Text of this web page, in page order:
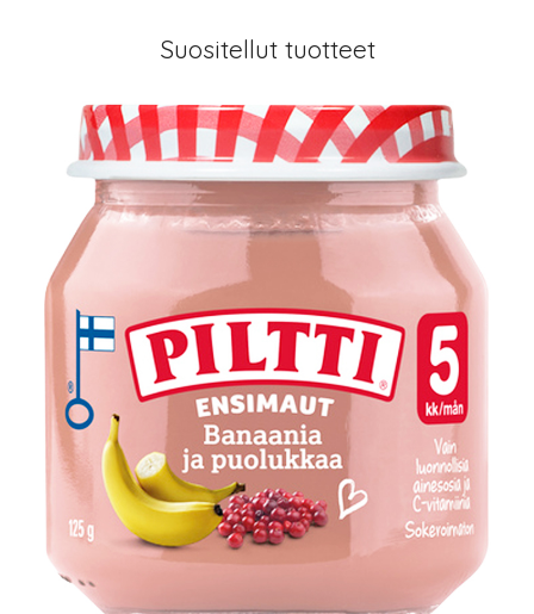
Suositellut tuotteet